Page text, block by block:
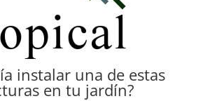
instalar una de estas
en tu jardín?